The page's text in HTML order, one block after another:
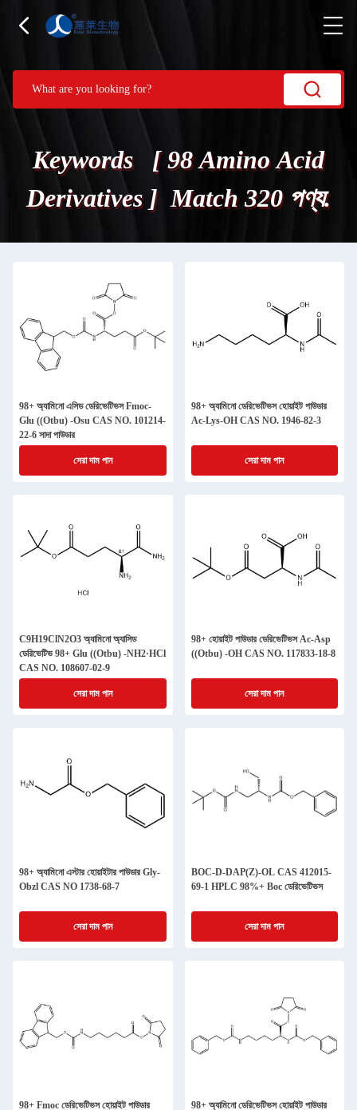
Keywords [ 98 Amino Acid
Derivatives ] Match 320 পণ্য.
98+ অ্যামিনো এসিড ডেরিভেটিভস Fmoc-
Glu ((Otbu) -Osu CAS NO. 101214-
22-6 সাদা পাউডার
সেরা দাম পান
98+ অ্যামিনো ডেরিভেটিভস হোয়াইট পাউডার
Ac-Lys-OH CAS NO. 1946-82-3
সেরা দাম পান
C9H19ClN2O3 অ্যামিনো অ্যাসিড
ডেরিভেটিভ 98+ Glu ((Otbu) -NH2·HCl
CAS NO. 108607-02-9
সেরা দাম পান
98+ হোয়াইট পাউডার ডেরিভেটিভস Ac-Asp
((Otbu) -OH CAS NO. 117833-18-8
সেরা দাম পান
98+ অ্যামিনো এস্টার হোয়াইটার পাউডার Gly-
Obzl CAS NO 1738-68-7
সেরা দাম পান
BOC-D-DAP(Z)-OL CAS 412015-
69-1 HPLC 98%+ Boc ডেরিভেটিভস
সেরা দাম পান
98+ Fmoc ডেরিভেটিভস হোয়াইট পাউডার
98+ অ্যামিনো ডেরিভেটিভস হোয়াইট পাউডার